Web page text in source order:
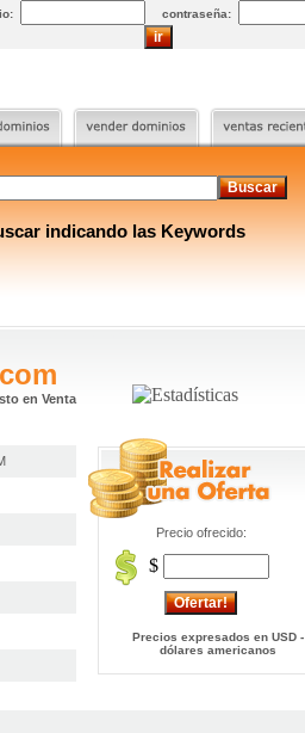
contraseña:
indicando las Keywords
en Venta
Precio ofrecido:
$
Precios expresados en USD -
dólares americanos